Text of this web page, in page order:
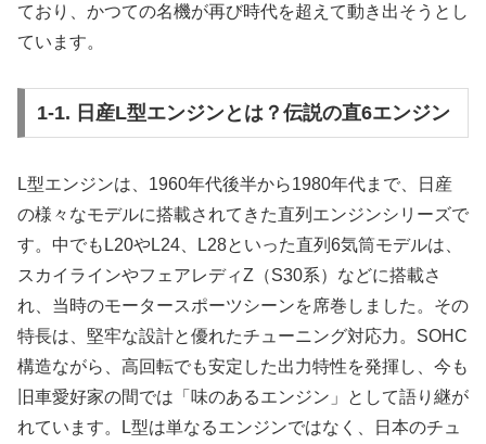
ており、かつての名機が再び時代を超えて動き出そうとし
ています。
1-1. 日産L型エンジンとは？伝説の直6エンジン
L型エンジンは、1960年代後半から1980年代まで、日産
の様々なモデルに搭載されてきた直列エンジンシリーズで
す。中でもL20やL24、L28といった直列6気筒モデルは、
スカイラインやフェアレディZ（S30系）などに搭載さ
れ、当時のモータースポーツシーンを席巻しました。その
特長は、堅牢な設計と優れたチューニング対応力。SOHC
構造ながら、高回転でも安定した出力特性を発揮し、今も
旧車愛好家の間では「味のあるエンジン」として語り継が
れています。L型は単なるエンジンではなく、日本のチュ